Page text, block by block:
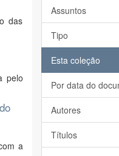
das
pelo
a
Assuntos
Tipo
Esta coleção
Por data do
Autores
Títulos